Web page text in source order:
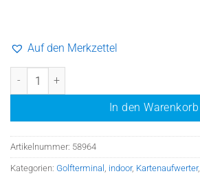
Auf den Merkzettel
checkcenter Menge
In den Warenkorb
Artikelnummer: 58964
Kategorien: Golfterminal , indoor, Kartenaufwerter,